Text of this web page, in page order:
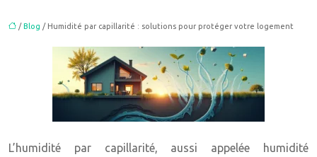
/Blog / Humidité par capillarité : solutions pour protéger votre logement
L’humidité par capillarité, aussi appelée humidité